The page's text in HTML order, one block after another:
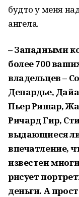
будто у меня
ангела.
– Западными
более 700
владельцев –
Депардье,
Пьер Ришар,
Ричард Гир,
выдающиеся
впечатление,
известен
рисует
деньги. А